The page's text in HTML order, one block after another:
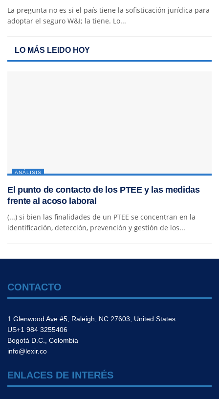
La pregunta no es si el país tiene la sofisticación jurídica para
adoptar el seguro W&I; la tiene. Lo...
LO MÁS LEIDO HOY
ANÁLISIS
El punto de contacto de los PTEE y las medidas
frente al acoso laboral
(...) si bien las finalidades de un PTEE se concentran en la
identificación, detección, prevención y gestión de los...
CONTACTO
1 Glenwood Ave #5, Raleigh, NC 27603, United States
US+1 984 3255406
Bogotá D.C., Colombia
info@lexir.co
ENLACES DE INTERÉS